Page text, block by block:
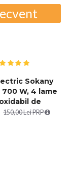
Sokany
700 W, 4 lame
de
2L,
150,00 Lei PRP